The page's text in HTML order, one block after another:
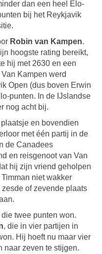
dan een heel Elo-
bij het Reykjavik
Robin van Kampen.
hoogste rating bereikt,
hij met 2630 en een
Kampen werd
Open (dus boven Erwin
punten. In de IJslandse
nog acht bij.
en bovendien
met één partij in de
de Canadees
en reisgenoot van Van
hij zijn vriend geholpen
niet wakker
of zevende plaats
die twee punten won.
, die in vier partijen in
Hij hoeft nu maar vier
naar zeven te stijgen.